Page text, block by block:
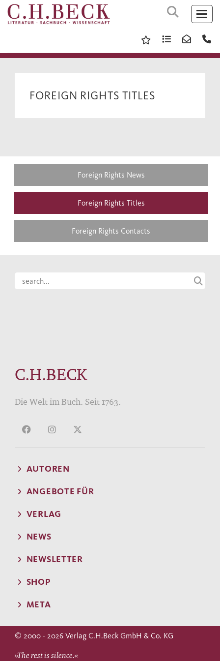
FOREIGN RIGHTS TITLES
Foreign Rights News
Foreign Rights Titles
Foreign Rights Contacts
C.H.BECK
Die Welt im Buch. Seit 1763.
AUTOREN
ANGEBOTE FÜR
VERLAG
NEWS
NEWSLETTER
SHOP
META
© 2000 - 2026 Verlag C.H.Beck GmbH & Co. KG
»The rest is silence.«